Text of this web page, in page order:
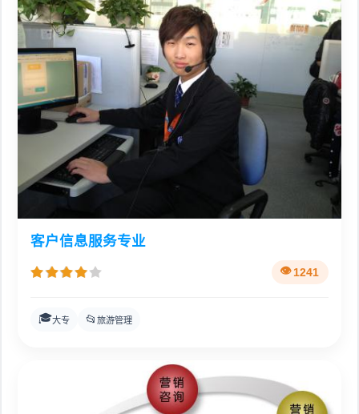
客户信息服务专业
1241
🎓大专 📂 旅游管理